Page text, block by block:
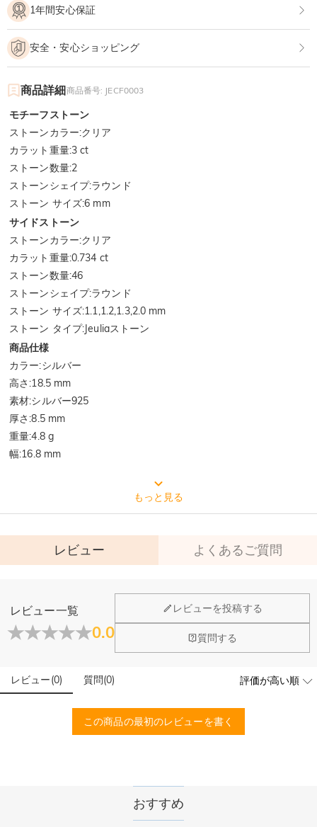
1年間安心保証
安全・安心ショッピング
商品詳細商品番号: JECF0003
モチーフストーン
ストーンカラー:クリア
カラット重量:3 ct
ストーン数量:2
ストーンシェイプ:ラウンド
ストーン サイズ:6 mm
サイドストーン
ストーンカラー:クリア
カラット重量:0.734 ct
ストーン数量:46
ストーンシェイプ:ラウンド
ストーン サイズ:1.1,1.2,1.3,2.0 mm
ストーン タイプ:Jeuliaストーン
商品仕様
カラー:シルバー
高さ :18.5 mm
素材:シルバー925
厚さ :8.5 mm
重量:4.8 g
幅:16.8 mm
ジュエリー制作の流れ
もっと見る
レビュー よくあるご質問
レビュー一覧
0.0
レビューを投稿する
質問する
レビュー(0) 質問(0)
この商品の最初のレビューを書く
Jeuliaについて
会社はどこにありますか？
Jeuliaは、アメリカブランドで、本社所在地は中国西安で、世
おります。
はい！現在、スペインにブランド旗艦店、シンガポールにポッ
プアップストアを展開しており、現地のお客様に実店舗でのシ
ョッピング体験を提供しています。今後もグローバルで店舗展
開を拡大予定ですので、ぜひご期待ください！
注文後に注文の内容を変更できますか？
番号もお送りください。
からお選びいただけます。
支払い情報は保護されますか？
お支払い情報は高度なセキュリティで保護されております。お
個人情報は保護されますか？
おすすめ